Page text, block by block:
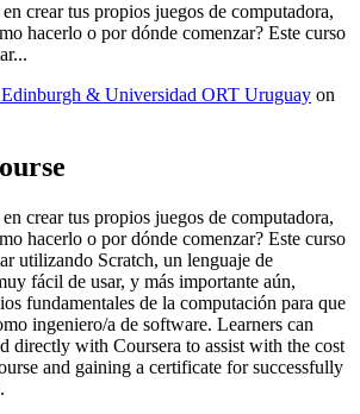
crear tus propios juegos de computadora,
hacerlo o por dónde comenzar? Este curso
& Universidad ORT Uruguay on
crear tus propios juegos de computadora,
hacerlo o por dónde comenzar? Este curso
utilizando Scratch, un lenguaje de
fácil de usar, y más importante aún,
fundamentales de la computación para que
ingeniero/a de software. Learners can
directly with Coursera to assist with the cost
and gaining a certificate for successfully